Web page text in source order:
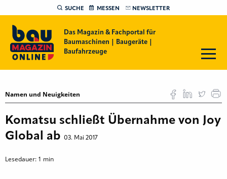
SUCHE MESSEN NEWSLETTER
Das Magazin & Fachportal für
Baumaschinen | Baugeräte |
Baufahrzeuge
Namen und Neuigkeiten
Komatsu schließt Übernahme von Joy
Global ab 03. Mai 2017
Lesedauer: 1 min